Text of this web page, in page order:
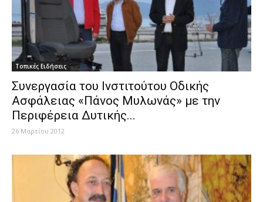
Τοπικές Ειδήσεις
Συνεργασία του Ινστιτούτου Οδικής
Ασφάλειας «Πάνος Μυλωνάς» με την
Περιφέρεια Δυτικής...
26 Μαρτίου 2012